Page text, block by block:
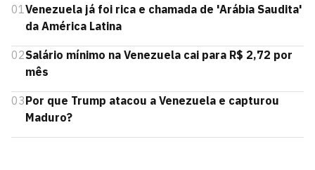
01Venezuela já foi rica e chamada de 'Arábia Saudita'
da América Latina
02Salário mínimo na Venezuela cai para R$ 2,72 por
mês
03Por que Trump atacou a Venezuela e capturou
Maduro?